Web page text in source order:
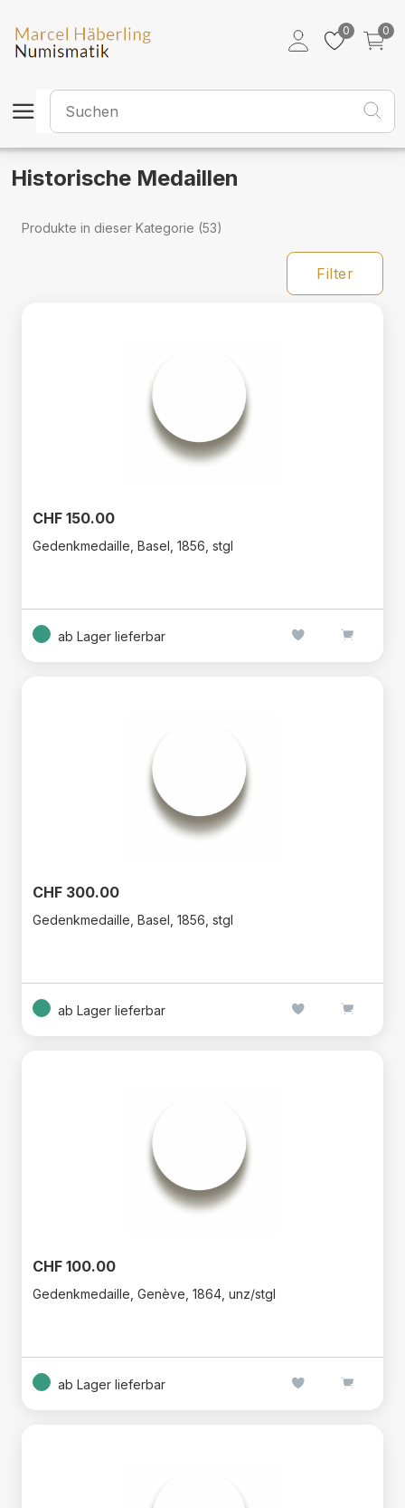
0
0
Medaillen
Historische Medaillen
Produkte in dieser Kategorie (53)
Filter
CHF 150.00
Gedenkmedaille, Basel, 1856, stgl
ab Lager lieferbar
CHF 300.00
Gedenkmedaille, Basel, 1856, stgl
ab Lager lieferbar
CHF 100.00
Gedenkmedaille, Genève, 1864, unz/stgl
ab Lager lieferbar